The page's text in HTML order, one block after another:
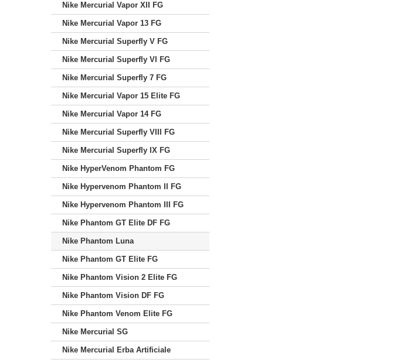
Nike Mercurial Vapor XII FG
Nike Mercurial Vapor 13 FG
Nike Mercurial Superfly V FG
Nike Mercurial Superfly VI FG
Nike Mercurial Superfly 7 FG
Nike Mercurial Vapor 15 Elite FG
Nike Mercurial Vapor 14 FG
Nike Mercurial Superfly VIII FG
Nike Mercurial Superfly IX FG
Nike HyperVenom Phantom FG
Nike Hypervenom Phantom II FG
Nike Hypervenom Phantom III FG
Nike Phantom GT Elite DF FG
Nike Phantom Luna
Nike Phantom GT Elite FG
Nike Phantom Vision 2 Elite FG
Nike Phantom Vision DF FG
Nike Phantom Venom Elite FG
Nike Mercurial SG
Nike Mercurial Erba Artificiale